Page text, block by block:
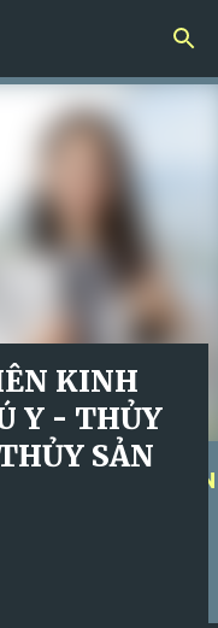
QUẢN TRỊ NHÂN
KINH
Y - THỦY
SẢN